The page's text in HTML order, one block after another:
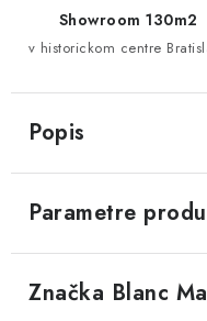
Showroom 130m2
v historickom centre
Popis
Parametre
Značka Blanc